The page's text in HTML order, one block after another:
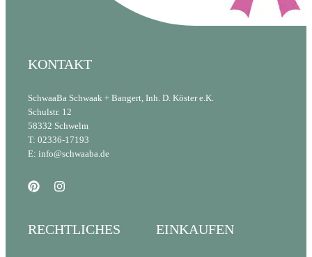
KONTAKT
SchwaaBa Schwaak + Bangert, Inh. D. Köster e.K.
Schulstr. 12
58332 Schwelm
T: 02336-17193
E: info@schwaaba.de
RECHTLICHES EINKAUFEN